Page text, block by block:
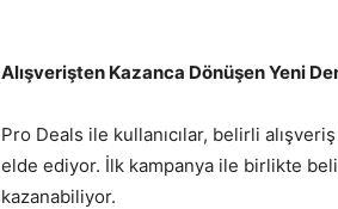
Alışverişten Kazanca Dönüşen Yeni
Pro Deals ile kullanıcılar, belirli
elde ediyor. İlk kampanya ile birlikte
kazanabiliyor.